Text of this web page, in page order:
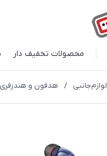
محصولات تخفیف دار
لوازم‌جانبی / هدفون و هندزفری